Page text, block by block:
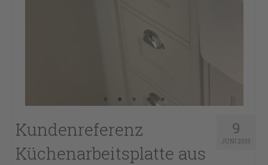
9
JUNI 2019
Kundenreferenz
Küchenarbeitsplatte aus